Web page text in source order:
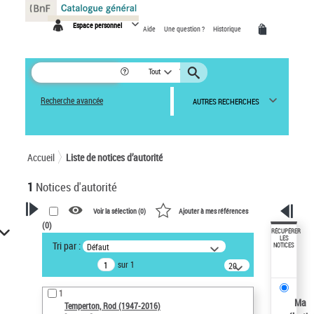
Espace personnel Aide Une question ? Historique
Tout
Recherche avancée AUTRES RECHERCHES
Accueil Liste de notices d’autorité
1 Notices d'autorité
VOTRE RECHERCHE
Recherche avancée dans les
notices d’autorité
Œuvres liées à l'auteur :
Temperton, Rod (1947-2016)
Voir la sélection (0) Ajouter à mes références
(0)
Tri par : Défaut
sur 1
20
résultats/page
1
Temperton, Rod (1947-2016)
RÉCUPÉRER
LES
NOTICES
Ma
Panneau de gestion des cookies